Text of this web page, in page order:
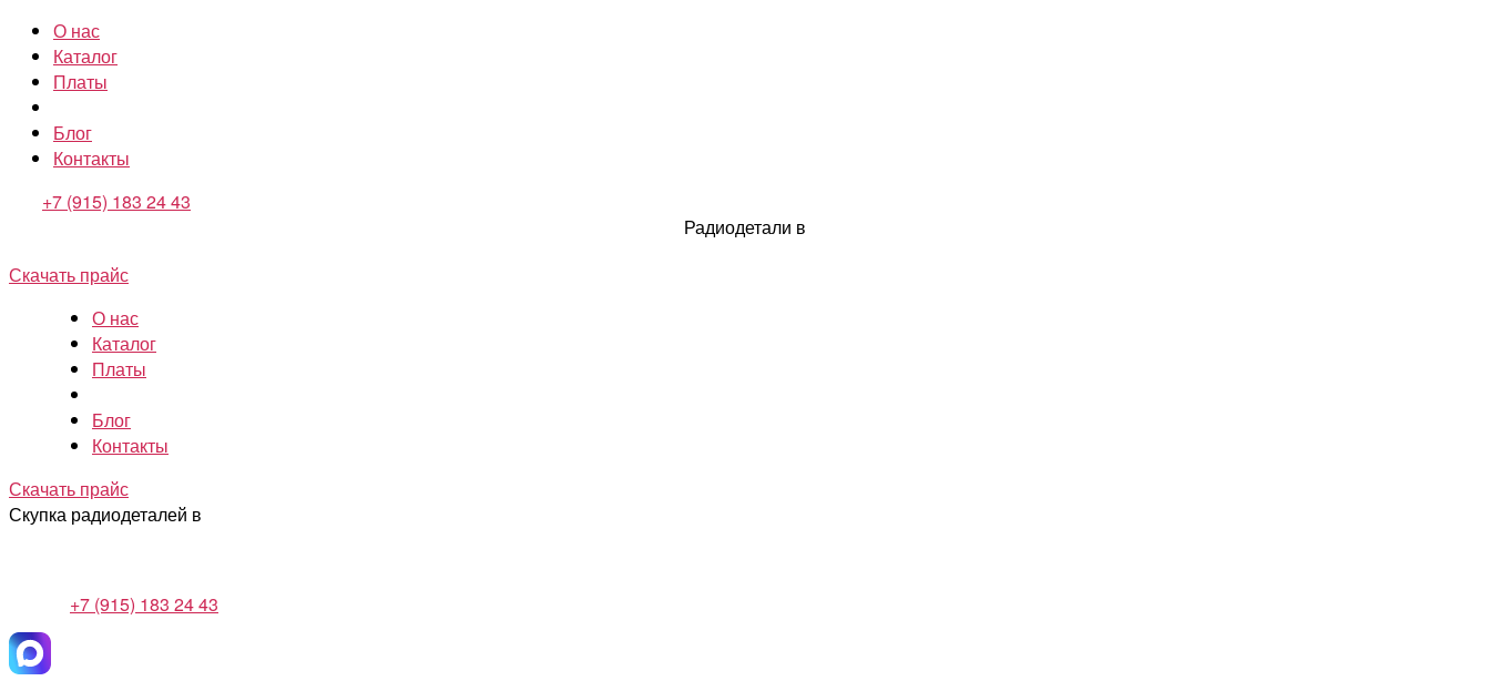
О нас
Каталог
Платы
Блог
Контакты
+7 (915) 183 24 43
Радиодетали в
Скачать прайс
О нас
Каталог
Платы
Блог
Контакты
Скачать прайс
Скупка радиодеталей в
+7 (915) 183 24 43